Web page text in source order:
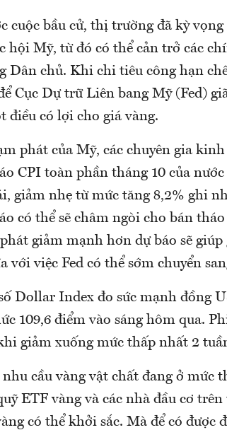
cuộc bầu cử, thị trường đã kỳ
hội Mỹ, từ đó có thể cản trở các
Dân chủ. Khi chi tiêu công hạn
Cục Dự trữ Liên bang Mỹ (Fed)
điều có lợi cho giá vàng.
phát của Mỹ, các chuyên gia
CPI toàn phần tháng 10 của
giảm nhẹ từ mức tăng 8,2% ghi
có thể sẽ châm ngòi cho bán
giảm mạnh hơn dự báo sẽ
với việc Fed có thể sớm chuyển
Dollar Index đo sức mạnh đồng
109,6 điểm vào sáng hôm qua.
giảm xuống mức thấp nhất 2
nhu cầu vàng vật chất đang ở mức
ETF vàng và các nhà đầu cơ
có thể khởi sắc. Mà để có được